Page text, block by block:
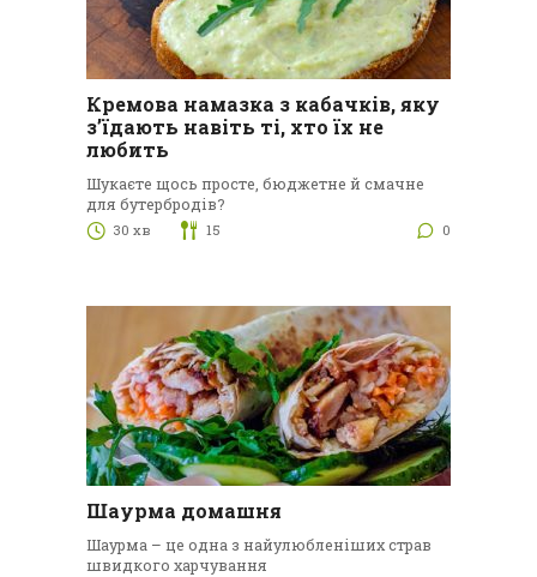
Кремова намазка з кабачків, яку
з’їдають навіть ті, хто їх не
любить
Шукаєте щось просте, бюджетне й смачне
для бутербродів?
30 хв 15 0
Шаурма домашня
Шаурма – це одна з найулюбленіших страв
швидкого харчування